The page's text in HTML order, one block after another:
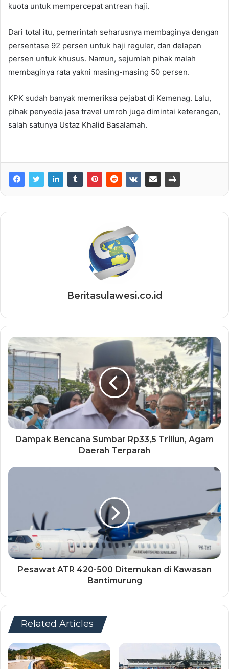
kuota untuk mempercepat antrean haji.
Dari total itu, pemerintah seharusnya membaginya dengan
persentase 92 persen untuk haji reguler, dan delapan
persen untuk khusus. Namun, sejumlah pihak malah
membaginya rata yakni masing-masing 50 persen.
KPK sudah banyak memeriksa pejabat di Kemenag. Lalu,
pihak penyedia jasa travel umroh juga dimintai keterangan,
salah satunya Ustaz Khalid Basalamah.
Beritasulawesi.co.id
Dampak Bencana Sumbar Rp33,5 Triliun, Agam
Daerah Terparah
Pesawat ATR 420-500 Ditemukan di Kawasan
Bantimurung
Related Articles